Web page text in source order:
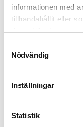
informationen med
tillhandahållit eller
deras tjänster.
Nödvändig
Inställningar
Statistik
4 juni
Debatt